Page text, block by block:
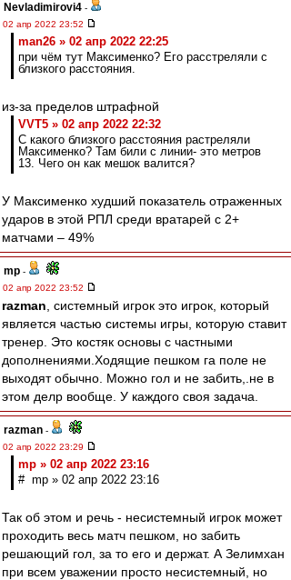
Nevladimirovi4 -
02 апр 2022 23:52
man26 » 02 апр 2022 22:25
при чём тут Максименко? Его расстреляли с
близкого расстояния.
из-за пределов штрафной
VVT5 » 02 апр 2022 22:32
С какого близкого расстояния растреляли
Максименко? Там били с линии- это метров
13. Чего он как мешок валится?
У Максименко худший показатель отраженных
ударов в этой РПЛ среди вратарей с 2+
матчами – 49%
mp -
02 апр 2022 23:52
razman , системный игрок это игрок, который
является частью системы игры, которую ставит
тренер. Это костяк основы с частными
дополнениями.Ходящие пешком га поле не
выходят обычно. Можно гол и не забить,.не в
этом делр вообще. У каждого своя задача.
razman -
02 апр 2022 23:29
mp » 02 апр 2022 23:16
# mp » 02 апр 2022 23:16
Так об этом и речь - несистемный игрок может
проходить весь матч пешком, но забить
решающий гол, за то его и держат. А Зелимхан
при всем уважении просто несистемный, но